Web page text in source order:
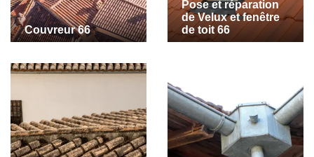
Couvreur 66
Pose et réparation
de Velux et fenêtre
de toit 66